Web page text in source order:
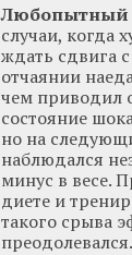
Любопытный
случаи, когда
ждать сдвига
отчаянии
чем приводил
состояние
но на
наблюдался
минус в весе.
диете и
такого срыва
преодолевался.